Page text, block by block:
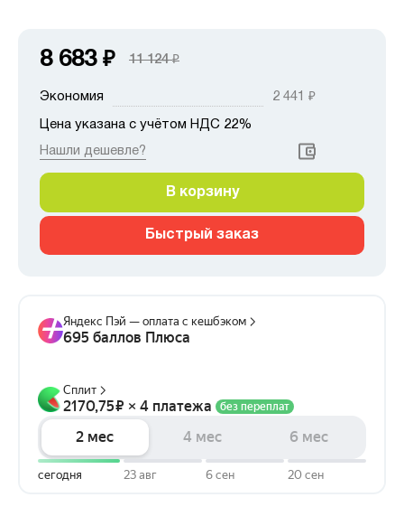
8 683 ₽ 11 124₽
Экономия 2 441 ₽
Цена указана с учётом НДС 22%
Нашли дешевле?
В корзину
Быстрый заказ